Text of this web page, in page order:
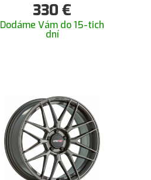
330€
Dodáme Vám do 15-tich
dní